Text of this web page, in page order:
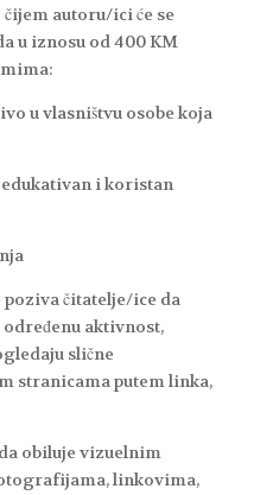
autoru/ici će se
u iznosu od 400 KM
u vlasništvu osobe koja
i koristan
poziva čitatelje/ice da
aktivnost,
slične
stranicama putem linka,
obiluje vizuelnim
linkovima,